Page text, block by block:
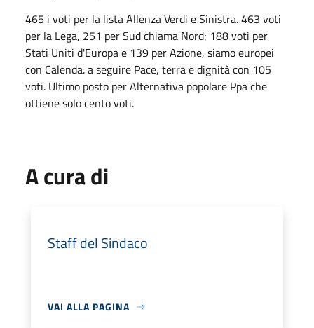
465 i voti per la lista Allenza Verdi e Sinistra. 463 voti
per la Lega, 251 per Sud chiama Nord; 188 voti per
Stati Uniti d'Europa e 139 per Azione, siamo europei
con Calenda. a seguire Pace, terra e dignità con 105
voti. Ultimo posto per Alternativa popolare Ppa che
ottiene solo cento voti.
A cura di
Staff del Sindaco
VAI ALLA PAGINA